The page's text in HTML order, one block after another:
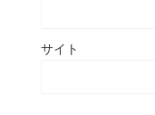
サイト